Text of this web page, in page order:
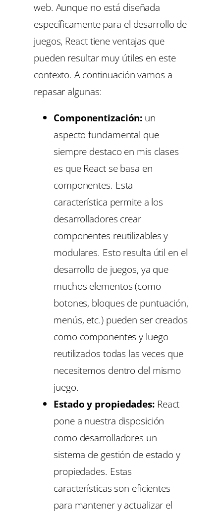
web. Aunque no está diseñada
específicamente para el desarrollo de
juegos, React tiene ventajas que
pueden resultar muy útiles en este
contexto. A continuación vamos a
repasar algunas:
Componentización: un
aspecto fundamental que
siempre destaco en mis clases
es que React se basa en
componentes. Esta
característica permite a los
desarrolladores crear
componentes reutilizables y
modulares. Esto resulta útil en el
desarrollo de juegos, ya que
muchos elementos (como
botones, bloques de puntuación,
menús, etc.) pueden ser creados
como componentes y luego
reutilizados todas las veces que
necesitemos dentro del mismo
juego.
Estado y propiedades:React
pone a nuestra disposición
como desarrolladores un
sistema de gestión de estado y
propiedades. Estas
características son eficientes
para mantener y actualizar el